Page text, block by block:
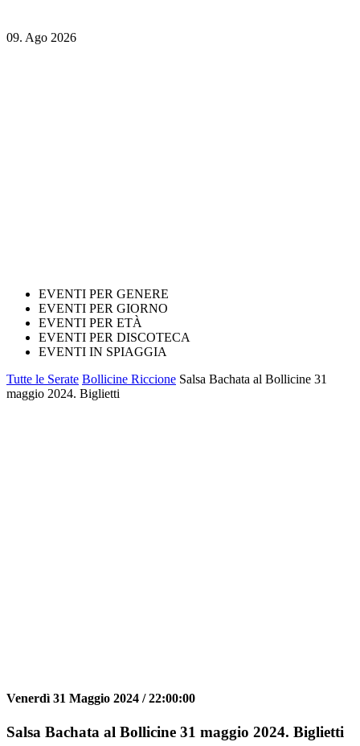
09. Ago 2026
EVENTI PER GENERE
EVENTI PER GIORNO
EVENTI PER ETÀ
EVENTI PER DISCOTECA
EVENTI IN SPIAGGIA
Tutte le Serate Bollicine Riccione Salsa Bachata al Bollicine 31
maggio 2024. Biglietti
Venerdì 31 Maggio 2024 /22:00:00
Salsa Bachata al Bollicine 31 maggio 2024. Biglietti